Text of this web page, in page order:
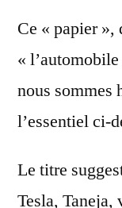
Ce « papier »,
«
nous sommes
l’essentiel ci-
Le titre
Tesla, Taneja,